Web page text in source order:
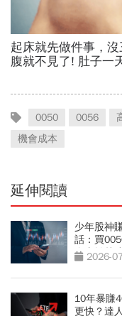
0050 0056
機會成本
延伸閱讀
少年股神
話：買
自由離越
2026-
10年暴賺
更快？達